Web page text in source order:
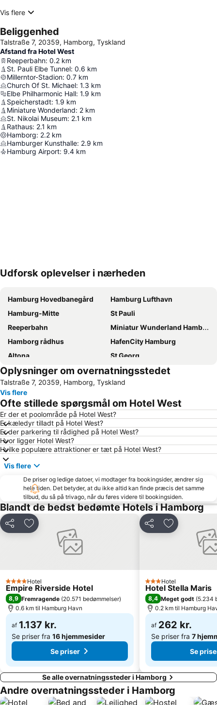
Vis flere
Beliggenhed
Talstraße 7, 20359, Hamborg, Tyskland
Afstand fra Hotel West
Reeperbahn: 0.2 km
St. Pauli Elbe Tunnel: 0.6 km
Millerntor-Stadion: 0.7 km
Church Of St. Michael: 1.3 km
Elbe Philharmonic Hall: 1.9 km
Speicherstadt: 1.9 km
Miniature Wonderland: 2 km
St. Nikolai Museum: 2.1 km
Rathaus: 2.1 km
Hamborg: 2.2 km
Hamburger Kunsthalle: 2.9 km
Hamburg Airport: 9.4 km
Udvid kort
Udforsk oplevelser i nærheden
Hamburg Hovedbanegård
Hamburg Lufthavn
Hamburg-Mitte
St Pauli
Reeperbahn
Miniatur Wunderland Hamburg
Hamborg rådhus
HafenCity Hamburg
Altona
St Georg
Neustadt
Hamburg Messe
Hamburg-Altstadt
Sternschanze
Barclaycard Arena
Hamburg Havn
Alster Hamburg
Hamburg-Nord
Altona-Altstadt
Hagenbeck Zoo
Billstedt Center
Blankenese
Lüneburg Town Hall
Elbphilharmonie
Santa Pauli
Altonaer Volkspark
Imtech Arena
Hauptbahnhof Süd Metro Station
Hamburg Marathon
Volksbank Arena Hamburg
Mönckebergstraße
Bergedorf
Wild Park Lüneburger Heide
Rotherbaum
Hamborg statsopera
Wandsbek
Eppendorf
HolstenTherme
Hamburger Dom
Automaten-Spielbank Steindamm
Victoria Stadion
Stellingen
Altona-Nord
Oplysninger om overnatningsstedet
Talstraße 7, 20359, Hamborg, Tyskland
Vis flere
Ofte stillede spørgsmål om Hotel West
Er der et poolområde på Hotel West?
Er kæledyr tilladt på Hotel West?
Er der parkering til rådighed på Hotel West?
Hvor ligger Hotel West?
Hvilke populære attraktioner er tæt på Hotel West?
Vis flere
De priser og ledige datoer, vi modtager fra bookingsider, ændrer sig
hele tiden. Det betyder, at du ikke altid kan finde præcis det samme
tilbud, du så på trivago, når du føres videre til bookingsiden.
Blandt de bedst bedømte Hotels i Hamborg
Del Føj til favoritter
4 Stjerner
Hotel
Empire Riverside Hotel
8,9 Fremragende (20.571 bedømmelser)
0.6 km til Hamburg Havn
af 1.137 kr.
Se priser fra 16 hjemmesider
Se priser
Del Føj til
3 Stjerner
Hotel
Hotel Stella Maris
8,4 Meget godt (5.234
0.2 km til Hamburg
af 262 kr.
Se priser fra 7
Se
Se alle overnatningssteder i Hamborg
Andre overnatningssteder i Hamborg